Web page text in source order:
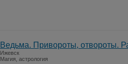
Ведьма. Привороты, отвороты.
Ижевск
Магия, астрология